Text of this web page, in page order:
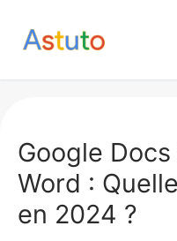
Google
Word :
en 2024 ?